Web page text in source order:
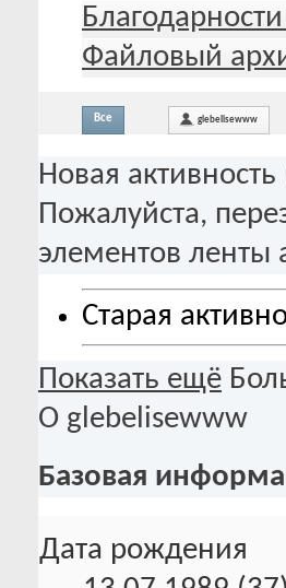
Файловый
Все glebelisewww
Новая активность
Пожалуйста,
элементов ленты
Старая
Показать ещё
О glebelisewww
Базовая
Дата рождения